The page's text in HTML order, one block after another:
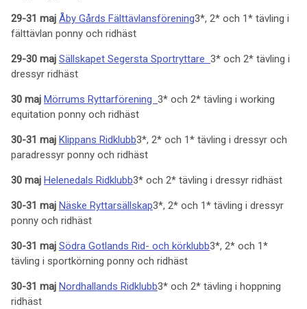
29-31 maj Åby Gårds Fälttävlansförening3*, 2* och 1* tävling i
fälttävlan ponny och ridhäst
29-30 maj Sällskapet Segersta Sportryttare 3* och 2* tävling i
dressyr ridhäst
30 maj Mörrums Ryttarförening 3* och 2* tävling i working
equitation ponny och ridhäst
30-31 maj Klippans Ridklubb3*, 2* och 1* tävling i dressyr och
paradressyr ponny och ridhäst
30 maj Helenedals Ridklubb3* och 2* tävling i dressyr ridhäst
30-31 maj Näske Ryttarsällskap3*, 2* och 1* tävling i dressyr
ponny och ridhäst
30-31 maj Södra Gotlands Rid- och körklubb3*, 2* och 1*
tävling i sportkörning ponny och ridhäst
30-31 maj Nordhallands Ridklubb3* och 2* tävling i hoppning
ridhäst